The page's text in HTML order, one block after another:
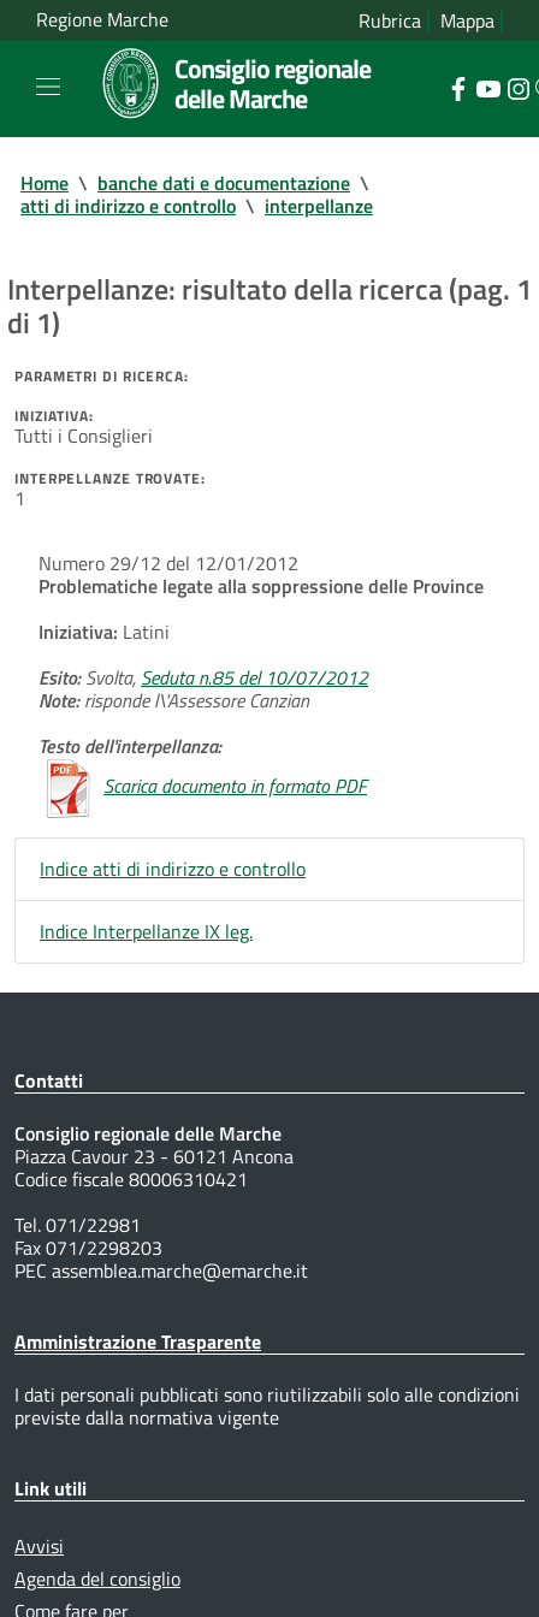
Regione Marche Rubrica Mappa
Consiglio regionale
delle Marche
Home \ banche dati e documentazione \
atti di indirizzo e controllo \ interpellanze
Interpellanze: risultato della ricerca (pag. 1
di 1)
PARAMETRI DI RICERCA:
INIZIATIVA:
Tutti i Consiglieri
INTERPELLANZE TROVATE:
1
Numero 29/12 del 12/01/2012
Problematiche legate alla soppressione delle Province
Iniziativa: Latini
Esito:Svolta, Seduta n.85 del 10/07/2012
Note:risponde l\'Assessore Canzian
Testo dell'interpellanza:
Scarica documento in formato PDF
Indice atti di indirizzo e controllo
Indice Interpellanze IX leg.
Contatti
Consiglio regionale delle Marche
Piazza Cavour 23 - 60121 Ancona
Codice fiscale 80006310421
Tel. 071/22981
Fax 071/2298203
PEC assemblea.marche@emarche.it
Amministrazione Trasparente
I dati personali pubblicati sono riutilizzabili solo alle condizioni
previste dalla normativa vigente
Link utili
Avvisi
Agenda del consiglio
Come fare per